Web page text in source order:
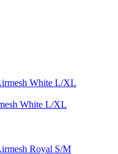
White L/XL